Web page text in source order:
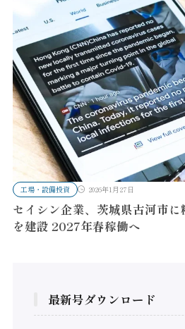
工場・設備投資 2026年1月27日
セイシン企業、茨城県古河市
を建設 2027年春稼働へ
最新号ダウンロード